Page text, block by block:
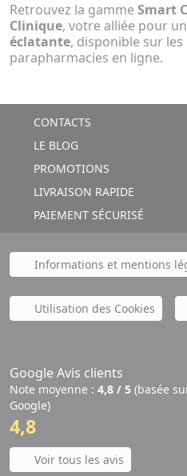
Retrouvez la gamme Smart
Clinique, votre alliée pour
éclatante, disponible sur
parapharmacies en ligne.
CONTACTS
LE BLOG
PROMOTIONS
LIVRAISON RAPIDE
PAIEMENT SÉCURISÉ
Informations et mentions
Utilisation des Cookies
Google Avis clients
Note moyenne : 4,8 / 5 (basée
Google)
4,8
Voir tous les avis